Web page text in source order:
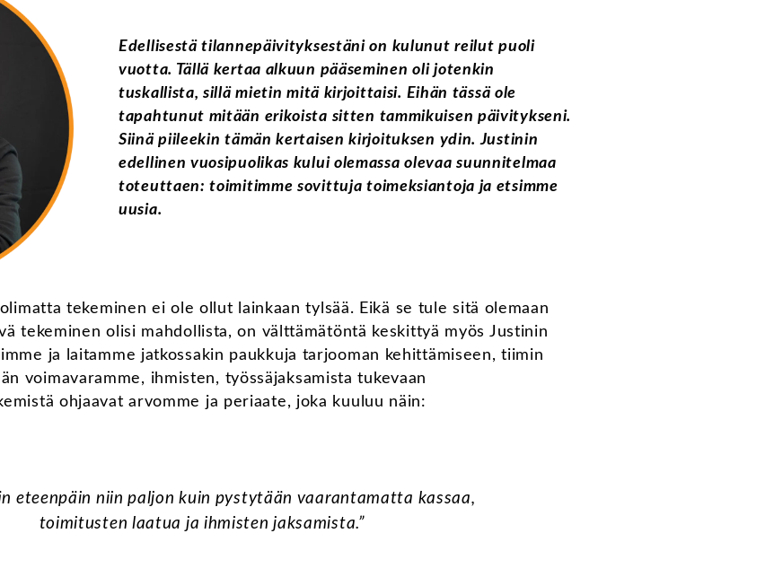
Edellisestä tilannepäivityksestäni on kulunut reilut puoli
vuotta. Tällä kertaa alkuun pääseminen oli jotenkin
tuskallista, sillä mietin mitä kirjoittaisi. Eihän tässä ole
tapahtunut mitään erikoista sitten tammikuisen päivitykseni.
Siinä piileekin tämän kertaisen kirjoituksen ydin. Justinin
edellinen vuosipuolikas kului olemassa olevaa suunnitelmaa
toteuttaen: toimitimme sovittuja toimeksiantoja ja etsimme
uusia.
tekeminen ei ole ollut lainkaan tylsää. Eikä se tule sitä olemaan
tekeminen olisi mahdollista, on välttämätöntä keskittyä myös Justinin
ja laitamme jatkossakin paukkuja tarjooman kehittämiseen, tiimin
voimavaramme, ihmisten, työssäjaksamista tukevaan
ohjaavat arvomme ja periaate, joka kuuluu näin:
eteenpäin niin paljon kuin pystytään vaarantamatta kassaa,
toimitusten laatua ja ihmisten jaksamista.”